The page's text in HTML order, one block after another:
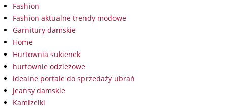
Fashion
Fashion aktualne trendy modowe
Garnitury damskie
Home
Hurtownia sukienek
hurtownie odzieżowe
idealne portale do sprzedaży ubrań
jeansy damskie
Kamizelki